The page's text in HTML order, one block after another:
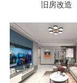
旧房改造